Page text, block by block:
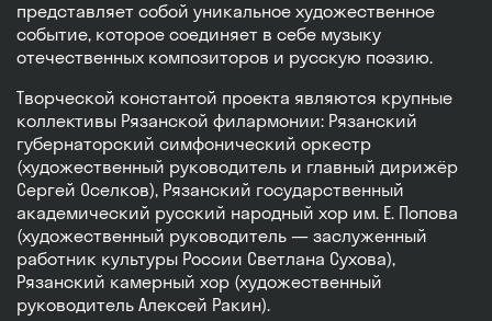
представляет собой уникальное художественное
событие, которое соединяет в себе музыку
отечественных композиторов и русскую поэзию.
Творческой константой проекта являются крупные
коллективы Рязанской филармонии: Рязанский
губернаторский симфонический оркестр
(художественный руководитель и главный дирижёр
Сергей Оселков), Рязанский государственный
академический русский народный хор им. Е. Попова
(художественный руководитель — заслуженный
работник культуры России Светлана Сухова),
Рязанский камерный хор (художественный
руководитель Алексей Ракин).